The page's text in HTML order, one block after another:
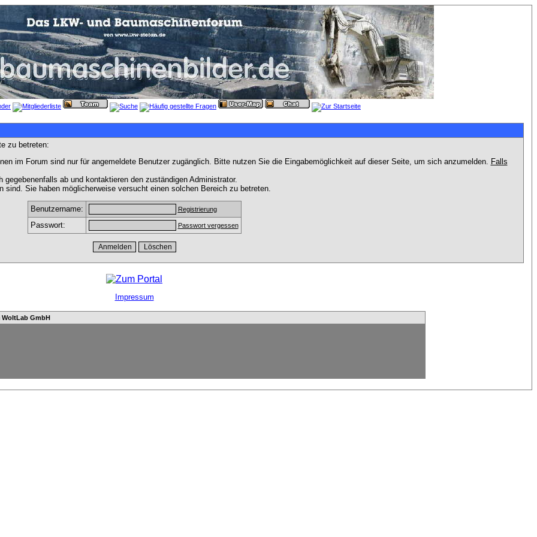
zu betreten:
im Forum sind nur für angemeldete Benutzer zugänglich. Bitte nutzen Sie die Eingabemöglichkeit auf dieser Seite, um sich anzumelden. Falls
ab und kontaktieren den zuständigen Administrator.
Sie haben möglicherweise versucht einen solchen Bereich zu betreten.
Benutzername: Registrierung
Passwort: Passwort vergessen
Impressum
WoltLab GmbH